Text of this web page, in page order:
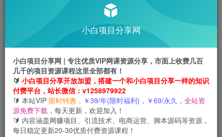
小说推文多平台运营全流程，一个作品多平台发布
1年前更新
关注
0 884 36
此内容为会员免费，请付费后查看
云币3 限时特惠
云币 99
会员免费 已售 8
小白项目分享网
小白项目分享网 | 专注优质VIP网课资源分享，市面上收费几百
几千的项目资源课程这里全部都有！
🔰 小白项目分享开放加盟，搭建一个和小白项目分享一样的知识
付费平台，站长微信：v1258979922
🔰 本站VIP 限时特惠， ￥39/年(限时福利)，￥69/永久， 全站资
源免费下载， 每天更新，欢迎加入！
🔰 内容涵盖网赚项目、引流技术、电商运营、脚本源码等资源，
每日稳定更新20-30优质付费资源课程！